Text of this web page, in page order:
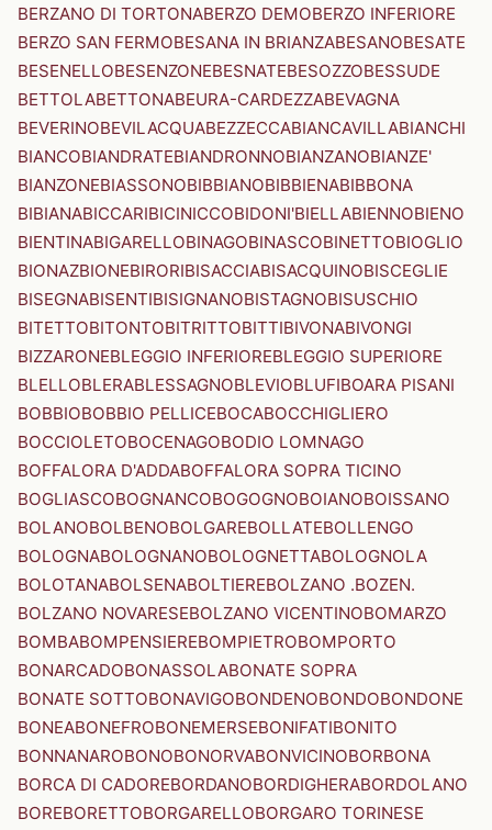
BERZANO DI TORTONABERZO DEMOBERZO INFERIORE
BERZO SAN FERMOBESANA IN BRIANZABESANOBESATE
BESENELLOBESENZONEBESNATEBESOZZOBESSUDE
BETTOLABETTONABEURA-CARDEZZABEVAGNA
BEVERINOBEVILACQUABEZZECCABIANCAVILLABIANCHI
BIANCOBIANDRATEBIANDRONNOBIANZANOBIANZE'
BIANZONEBIASSONOBIBBIANOBIBBIENABIBBONA
BIBIANABICCARIBICINICCOBIDONI'BIELLABIENNOBIENO
BIENTINABIGARELLOBINAGOBINASCOBINETTOBIOGLIO
BIONAZBIONEBIRORIBISACCIABISACQUINOBISCEGLIE
BISEGNABISENTIBISIGNANOBISTAGNOBISUSCHIO
BITETTOBITONTOBITRITTOBITTIBIVONABIVONGI
BIZZARONEBLEGGIO INFERIOREBLEGGIO SUPERIORE
BLELLOBLERABLESSAGNOBLEVIOBLUFIBOARA PISANI
BOBBIOBOBBIO PELLICEBOCABOCCHIGLIERO
BOCCIOLETOBOCENAGOBODIO LOMNAGO
BOFFALORA D'ADDABOFFALORA SOPRA TICINO
BOGLIASCOBOGNANCOBOGOGNOBOIANOBOISSANO
BOLANOBOLBENOBOLGAREBOLLATEBOLLENGO
BOLOGNABOLOGNANOBOLOGNETTABOLOGNOLA
BOLOTANABOLSENABOLTIEREBOLZANO .BOZEN.
BOLZANO NOVARESEBOLZANO VICENTINOBOMARZO
BOMBABOMPENSIEREBOMPIETROBOMPORTO
BONARCADOBONASSOLABONATE SOPRA
BONATE SOTTOBONAVIGOBONDENOBONDOBONDONE
BONEABONEFROBONEMERSEBONIFATIBONITO
BONNANAROBONOBONORVABONVICINOBORBONA
BORCA DI CADOREBORDANOBORDIGHERABORDOLANO
BOREBORETTOBORGARELLOBORGARO TORINESE